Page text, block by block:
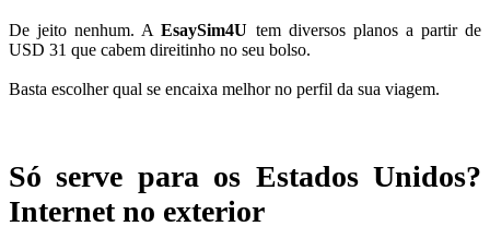
De jeito nenhum. AEsaySim4U tem diversos planos a partir de
USD 31 que cabem direitinho no seu bolso.
Basta escolher qual se encaixa melhor no perfil da sua viagem.
Só serve para os Estados Unidos?
Internet no exterior